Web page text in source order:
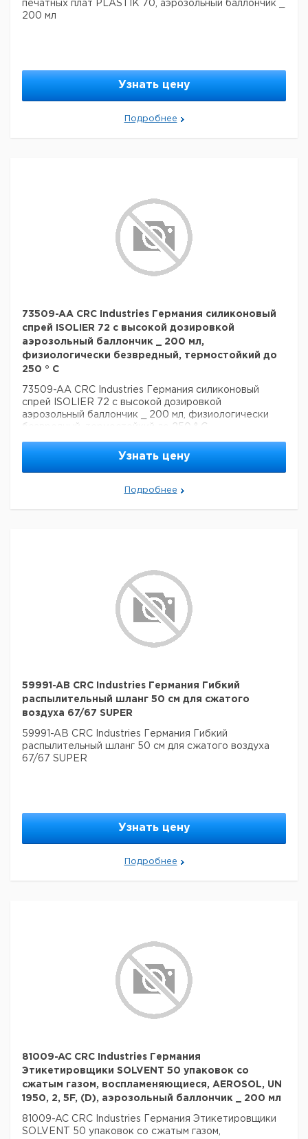
печатных плат PLASTIK 70, аэрозольный баллончик _
200 мл
Узнать цену
Подробнее
73509-AA CRC Industries Германия силиконовый
спрей ISOLIER 72 с высокой дозировкой
аэрозольный баллончик _ 200 мл,
физиологически безвредный, термостойкий до
250 ° C
73509-AA CRC Industries Германия силиконовый
спрей ISOLIER 72 с высокой дозировкой
аэрозольный баллончик _ 200 мл, физиологически
Узнать цену
Подробнее
59991-AB CRC Industries Германия Гибкий
распылительный шланг 50 см для сжатого
воздуха 67/67 SUPER
59991-AB CRC Industries Германия Гибкий
распылительный шланг 50 см для сжатого воздуха
67/67 SUPER
Узнать цену
Подробнее
81009-AC CRC Industries Германия
Этикетировщики SOLVENT 50 упаковок со
сжатым газом, воспламеняющиеся, AEROSOL, UN
1950, 2, 5F, (D), аэрозольный баллончик _ 200 мл
81009-AC CRC Industries Германия Этикетировщики
SOLVENT 50 упаковок со сжатым газом,